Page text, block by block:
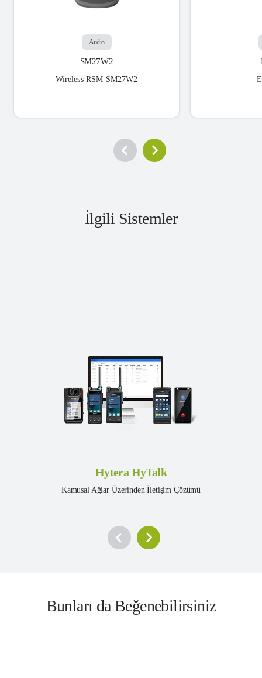
Audio
SM27W2
Wireless RSM SM27W2
İlgili Sistemler
Hytera HyTalk
Kamusal Ağlar Üzerinden İletişim Çözümü
Bunları da Beğenebilirsiniz